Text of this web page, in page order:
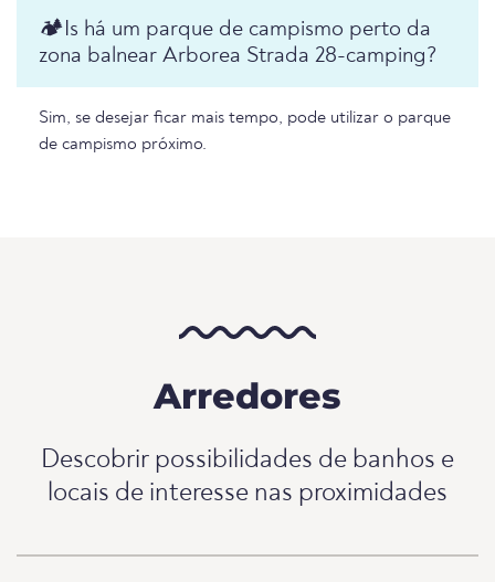
🏕️️Is há um parque de campismo perto da
zona balnear Arborea Strada 28-camping?
Sim, se desejar ficar mais tempo, pode utilizar o parque
de campismo próximo.
Arredores
Descobrir possibilidades de banhos e
locais de interesse nas proximidades